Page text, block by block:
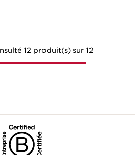
12 produit(s) sur 12